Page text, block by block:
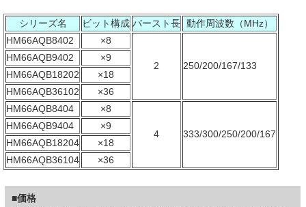
シリーズ名 ビット構成 バースト長 動作周波数（MHz）
HM66AQB8402
×8
2 250/200/167/133
HM66AQB9402
×9
HM66AQB18202
×18
HM66AQB36102
×36
HM66AQB8404
×8
4 333/300/250/200/167
HM66AQB9404
×9
HM66AQB18204
×18
HM66AQB36104
×36
■価格